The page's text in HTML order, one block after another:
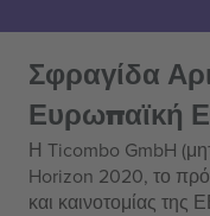
Σφραγίδα
Ευρωπαϊκή
Η Ticombo GmbH
Horizon 2020, το
και καινοτομίας